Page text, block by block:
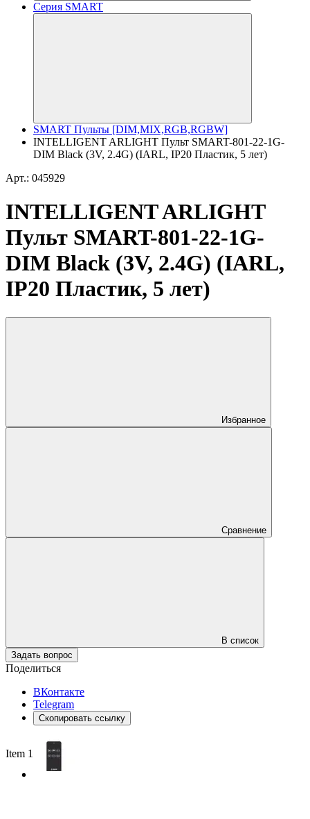
Серия SMART
SMART Пульты [DIM,MIX,RGB,RGBW]
INTELLIGENT ARLIGHT Пульт SMART-801-22-1G-
DIM Black (3V, 2.4G) (IARL, IP20 Пластик, 5 лет)
Арт.: 045929
INTELLIGENT ARLIGHT
Пульт SMART-801-22-1G-
DIM Black (3V, 2.4G) (IARL,
IP20 Пластик, 5 лет)
Избранное
Сравнение
В список
Задать вопрос
Поделиться
ВКонтакте
Telegram
Скопировать ссылку
Item 1 of 2